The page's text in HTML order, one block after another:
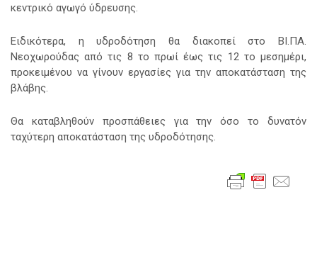
κεντρικό αγωγό ύδρευσης.
Ειδικότερα, η υδροδότηση θα διακοπεί στο ΒΙ.ΠΑ.
Νεοχωρούδας από τις 8 το πρωί έως τις 12 το μεσημέρι,
προκειμένου να γίνουν εργασίες για την αποκατάσταση της
βλάβης.
Θα καταβληθούν προσπάθειες για την όσο το δυνατόν
ταχύτερη αποκατάσταση της υδροδότησης.